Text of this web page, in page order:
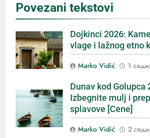
Povezani tekstovi
Dojkinci 2026:
vlage i lažnog etno
Marko Vidić 1
Dunav kod Golupca
Izbegnite mulj i
splavove [Cene]
Marko Vidić 2